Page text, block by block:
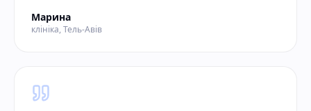
Марина
клініка, Тель-Авів